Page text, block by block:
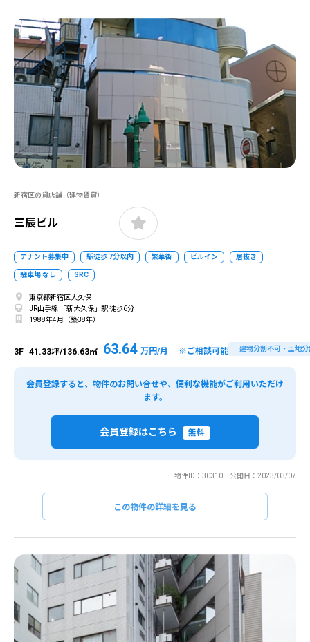
新宿区の貸店舗（建物賃貸）
三辰ビル
テナント募集中 駅徒歩 7分以内 繁華街 ビルイン 居抜き
駐車場 なし SRC
東京都新宿区大久保
JR山手線 「新大久保」駅 徒歩6分
1988年4月（築38年）
3F 41.33坪/136.63㎡ 63.64 万円/月 ※ご相談可能 建物分割不可・土地分
会員登録すると、物件のお問い合せや、便利な機能がご利用いただけ
ます。
会員登録はこちら 無料
物件ID：30310 公開日：2023/03/07
この物件の詳細を見る